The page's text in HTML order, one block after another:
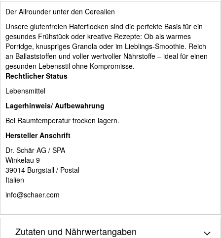
Der Allrounder unter den Cerealien
Unsere glutenfreien Haferflocken sind die perfekte Basis für ein
gesundes Frühstück oder kreative Rezepte: Ob als warmes
Porridge, knuspriges Granola oder im Lieblings-Smoothie. Reich
an Ballaststoffen und voller wertvoller Nährstoffe – ideal für einen
gesunden Lebensstil ohne Kompromisse.
Rechtlicher Status
Lebensmittel
Lagerhinweis/ Aufbewahrung
Bei Raumtemperatur trocken lagern.
Hersteller Anschrift
Dr. Schär AG / SPA
Winkelau 9
39014 Burgstall / Postal
Italien
info@schaer.com
Zutaten und Nährwertangaben